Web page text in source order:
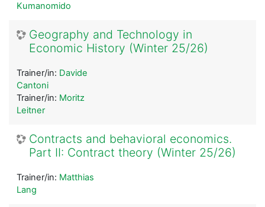
Kumanomido
Geography and Technology in
Economic History (Winter 25/26)
Trainer/in: Davide
Cantoni
Trainer/in: Moritz
Leitner
Contracts and behavioral economics.
Part II: Contract theory (Winter 25/26)
Trainer/in: Matthias
Lang